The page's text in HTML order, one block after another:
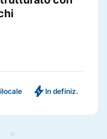
boltIn definiz.